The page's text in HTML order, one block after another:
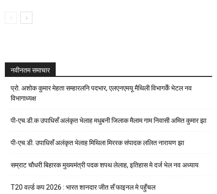
नवीनतम समाचार
प्रो. अशोक कुमार मेहता सम्हारलनि पदभार, एलएनएमयू मैथिली विभागकेँ भेटल नव
विभागाध्यक्ष
पी-एच.डी.क उपाधिसँ अलंकृत भेलाह मधुबनी जिलाक मैलाम गाम निवासी अमित कुमार झा
पी-एच.डी. उपाधिसँ अलंकृत भेलाह मिथिला मिररक संपादक ललित नारायण झा
सम्राट चौधरी बिहारक मुख्यमंत्री पदक शपथ लेलाह, इतिहास मे दर्ज भेल नव अध्याय
T20 वर्ल्ड कप 2026 : भारत शानदार जीत सँ फाइनल मे पहुँचल